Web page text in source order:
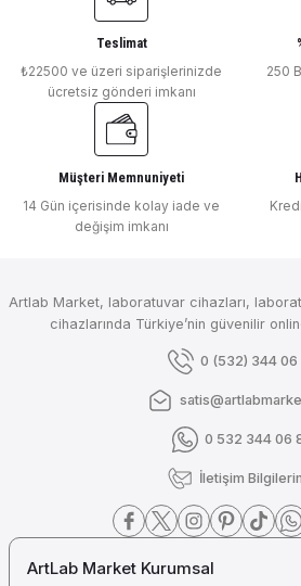
Teslimat
₺22500 ve üzeri siparişlerinizde
ücretsiz gönderi imkanı
250
Müşteri Memnuniyeti
14 Gün içerisinde kolay iade ve
değişim imkanı
Artlab Market, laboratuvar cihazları,
cihazlarında Türkiye’nin güvenilir
0 (532) 344 06
0 532 344 06
İletişim
ArtLab Market Kurumsal